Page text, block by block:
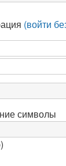
(войти
символы